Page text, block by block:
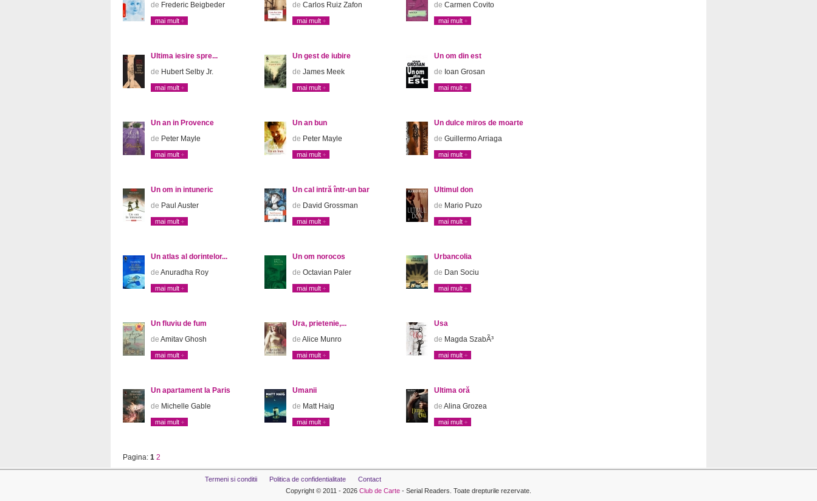
de Frederic Beigbeder
mai mult
de Carlos Ruiz Zafon
mai mult
de Carmen Covito
mai mult
Ultima iesire spre...
de Hubert Selby Jr.
mai mult
Un gest de iubire
de James Meek
mai mult
Un om din est
de Ioan Grosan
mai mult
Un an in Provence
de Peter Mayle
mai mult
Un an bun
de Peter Mayle
mai mult
Un dulce miros de moarte
de Guillermo Arriaga
mai mult
Un om in intuneric
de Paul Auster
mai mult
Un cal intră într-un bar
de David Grossman
mai mult
Ultimul don
de Mario Puzo
mai mult
Un atlas al dorintelor...
de Anuradha Roy
mai mult
Un om norocos
de Octavian Paler
mai mult
Urbancolia
de Dan Sociu
mai mult
Un fluviu de fum
de Amitav Ghosh
mai mult
Ura, prietenie,...
de Alice Munro
mai mult
Usa
de Magda SzabÃ³
mai mult
Un apartament la Paris
de Michelle Gable
mai mult
Umanii
de Matt Haig
mai mult
Ultima oră
de Alina Grozea
mai mult
Pagina: 1 2
Termeni si conditii Politica de confidentialitate
Contact
Copyright © 2011 - 2026 Club de Carte - Serial Readers. Toate drepturile rezervate.